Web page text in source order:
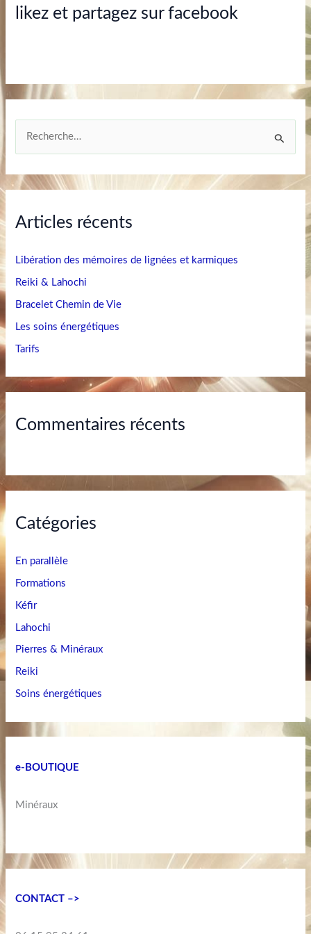
likez et partagez sur facebook
c
e
c
h
e
r
Articles récents
Libération des mémoires de lignées et karmiques
Reiki & Lahochi
Bracelet Chemin de Vie
Les soins énergétiques
Tarifs
Commentaires récents
Catégories
En parallèle
Formations
Kéfir
Lahochi
Pierres & Minéraux
Reiki
Soins énergétiques
e-BOUTIQUE
Minéraux
CONTACT –>